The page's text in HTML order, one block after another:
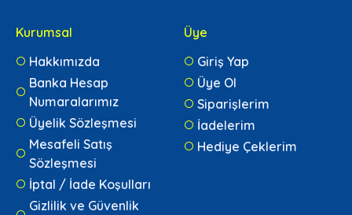
Kurumsal
Hakkımızda
Banka Hesap
Numaralarımız
Üyelik Sözleşmesi
Mesafeli Satış
Sözleşmesi
İptal / İade Koşulları
Gizlilik ve Güvenlik
Üye
Giriş Yap
Üye Ol
Siparişlerim
İadelerim
Hediye Çeklerim